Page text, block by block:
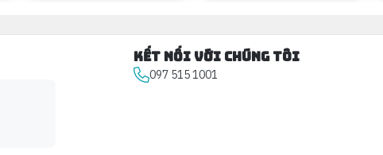
Kết nối với chúng tôi
097 515 1001